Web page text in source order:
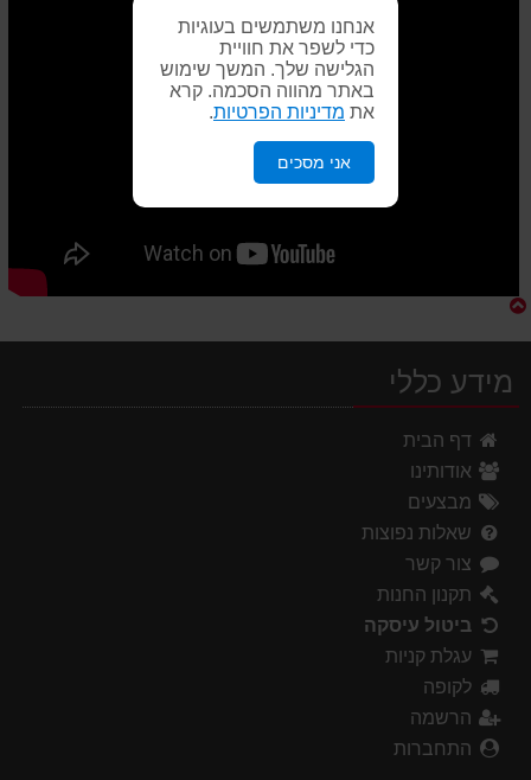
אנחנו משתמשים בעוגיות
כדי לשפר את חוויית
הגלישה שלך. המשך שימוש
באתר מהווה הסכמה. קרא
את מדיניות הפרטיות.
אני מסכים
מידע כללי
דף הבית
אודותינו
מבצעים
שאלות נפוצות
צור קשר
תקנון החנות
ביטול עיסקה
עגלת קניות
לקופה
הרשמה
התחברות